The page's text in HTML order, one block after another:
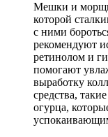
Мешки и
которой
с ними
рекомендуют
ретинолом и
помогают
выработку
средства,
огурца,